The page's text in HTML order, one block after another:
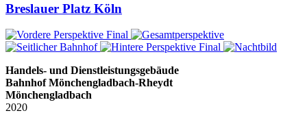
Breslauer Platz Köln
Handels- und Dienstleistungsgebäude
Bahnhof Mönchengladbach-Rheydt
Mönchengladbach
2020